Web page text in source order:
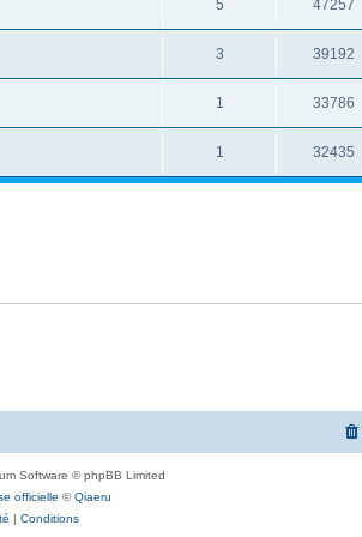
5 47257
3 39192
1 33786
1 32435
Software © phpBB Limited
officielle ©Qiaeru
| Conditions